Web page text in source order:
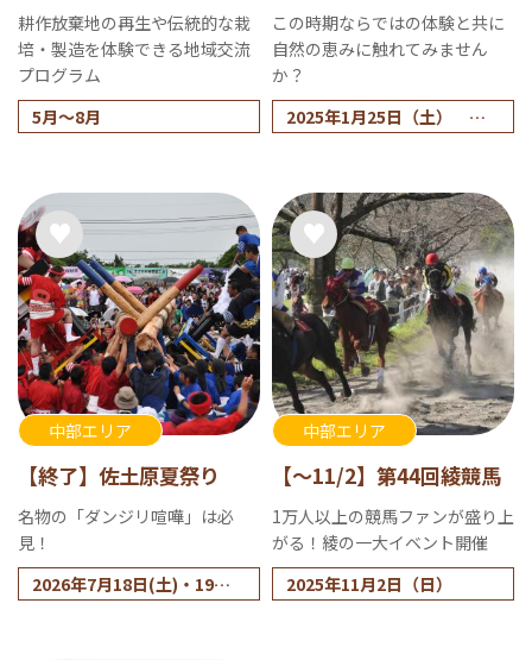
耕作放棄地の再生や伝統的な栽
培・製造を体験できる地域交流
プログラム
5月～8月
この時期ならではの体験と共に
自然の恵みに触れてみません
か？
2025年1月25日（土） 申
2025年2月15日（土） 申
込締切 2025年2月10日
（月） Vol.2
2025年2月22日（土） 申
込締切 2025年2月17日
（月） Vol.3
中部エリア
【終了】佐土原夏祭り
名物の「ダンジリ喧嘩」は必
見！
2026年7月18日(土)・19日
中部エリア
【～11/2】第44回綾競馬
1万人以上の競馬ファンが盛り上
がる！綾の一大イベント開催
2025年11月2日（日）